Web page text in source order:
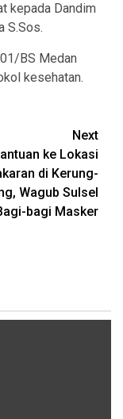
kepada Dandim
S.Sos.
BS Medan
kesehatan.
Next
ke Lokasi
di Kerung-
Wagub Sulsel
bagi Masker